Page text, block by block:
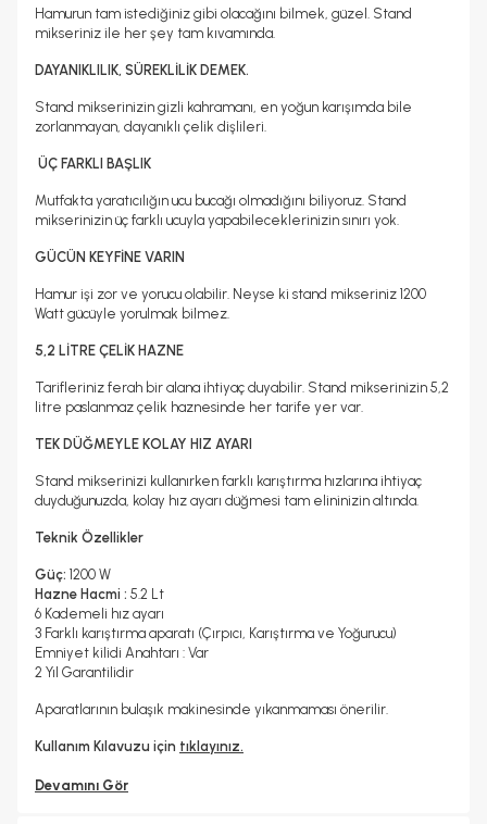
Hiçbiri
Evet
Garanti Yılı
Güç
Dişli Malzemesi
Hazne Malzemesi
Karıştırıcı Malzemesi
Gövde Malzemesi
Plastik
Hazne Kapasitesi
5, 2 Lt
Turbo Fonksiyonu
6 Kademeli
1, 1 M
Hamurun tam istediğiniz gibi olacağını bilmek, güzel. Stand
mikseriniz ile her şey tam kıvamında.
DAYANIKLILIK, SÜREKLİLİK DEMEK.
Stand mikserinizin gizli kahramanı, en yoğun karışımda bile
zorlanmayan, dayanıklı çelik dişlileri.
ÜÇ FARKLI BAŞLIK
Mutfakta yaratıcılığın ucu bucağı olmadığını biliyoruz. Stand
mikserinizin üç farklı ucuyla yapabileceklerinizin sınırı yok.
GÜCÜN KEYFİNE VARIN
Hamur işi zor ve yorucu olabilir. Neyse ki stand mikseriniz 1200
Watt gücüyle yorulmak bilmez.
5,2 LİTRE ÇELİK HAZNE
Tarifleriniz ferah bir alana ihtiyaç duyabilir. Stand mikserinizin 5,2
litre paslanmaz çelik haznesinde her tarife yer var.
TEK DÜĞMEYLE KOLAY HIZ AYARI
Stand mikserinizi kullanırken farklı karıştırma hızlarına ihtiyaç
duyduğunuzda, kolay hız ayarı düğmesi tam elininizin altında.
Teknik Özellikler
Güç: 1200 W
Hazne Hacmi : 5.2 Lt
6 Kademeli hız ayarı
3 Farklı karıştırma aparatı (Çırpıcı, Karıştırma ve Yoğurucu)
Emniyet kilidi Anahtarı : Var
2 Yıl Garantilidir
Aparatlarının bulaşık makinesinde yıkanmaması önerilir.
Kullanım Kılavuzu için tıklayınız.
Devamını Gör